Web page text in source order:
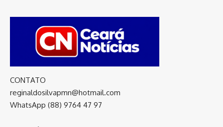
CONTATO
reginaldosilvapmn@hotmail.com
WhatsApp (88) 9764 47 97